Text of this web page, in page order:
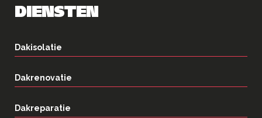
DIENSTEN
Dakisolatie
Dakrenovatie
Dakreparatie